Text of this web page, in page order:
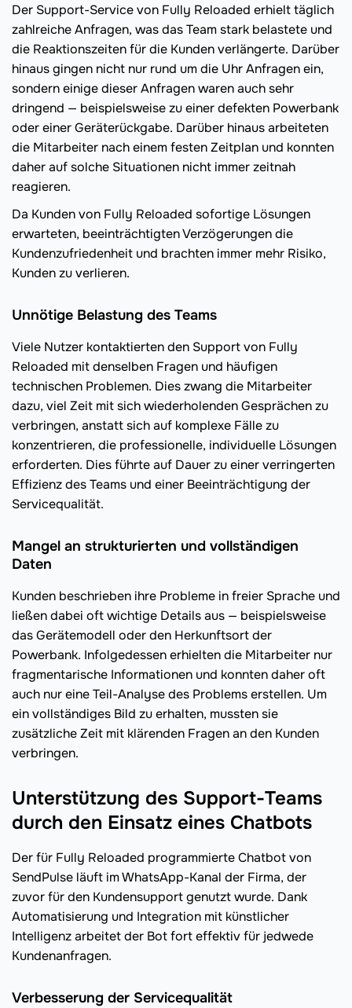
Der Support-Service von Fully Reloaded erhielt täglich
zahlreiche Anfragen, was das Team stark belastete und
die Reaktionszeiten für die Kunden verlängerte. Darüber
hinaus gingen nicht nur rund um die Uhr Anfragen ein,
sondern einige dieser Anfragen waren auch sehr
dringend — beispielsweise zu einer defekten Powerbank
oder einer Geräterückgabe. Darüber hinaus arbeiteten
die Mitarbeiter nach einem festen Zeitplan und konnten
daher auf solche Situationen nicht immer zeitnah
reagieren.
Da Kunden von Fully Reloaded sofortige Lösungen
erwarteten, beeinträchtigten Verzögerungen die
Kundenzufriedenheit und brachten immer mehr Risiko,
Kunden zu verlieren.
Unnötige Belastung des Teams
Viele Nutzer kontaktierten den Support von Fully
Reloaded mit denselben Fragen und häufigen
technischen Problemen. Dies zwang die Mitarbeiter
dazu, viel Zeit mit sich wiederholenden Gesprächen zu
verbringen, anstatt sich auf komplexe Fälle zu
konzentrieren, die professionelle, individuelle Lösungen
erforderten. Dies führte auf Dauer zu einer verringerten
Effizienz des Teams und einer Beeinträchtigung der
Servicequalität.
Mangel an strukturierten und vollständigen
Daten
Kunden beschrieben ihre Probleme in freier Sprache und
ließen dabei oft wichtige Details aus — beispielsweise
das Gerätemodell oder den Herkunftsort der
Powerbank. Infolgedessen erhielten die Mitarbeiter nur
fragmentarische Informationen und konnten daher oft
auch nur eine Teil-Analyse des Problems erstellen. Um
ein vollständiges Bild zu erhalten, mussten sie
zusätzliche Zeit mit klärenden Fragen an den Kunden
verbringen.
Unterstützung des Support-Teams
durch den Einsatz eines Chatbots
Der für Fully Reloaded programmierte Chatbot von
SendPulse läuft im WhatsApp-Kanal der Firma, der
zuvor für den Kundensupport genutzt wurde. Dank
Automatisierung und Integration mit künstlicher
Intelligenz arbeitet der Bot fort effektiv für jedwede
Kundenanfragen.
Verbesserung der Servicequalität